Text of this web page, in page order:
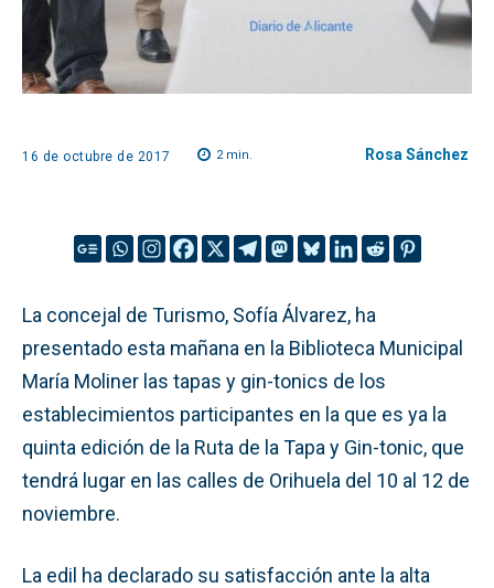
16 de octubre de 2017 2min. Rosa Sánchez
La concejal de Turismo, Sofía Álvarez, ha
presentado esta mañana en la Biblioteca Municipal
María Moliner las tapas y gin-tonics de los
establecimientos participantes en la que es ya la
quinta edición de la Ruta de la Tapa y Gin-tonic, que
tendrá lugar en las calles de Orihuela del 10 al 12 de
noviembre.
La edil ha declarado su satisfacción ante la alta